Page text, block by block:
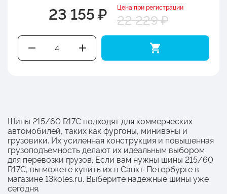
23 155 ₽ Цена при регистрации
22 229 ₽
Шины 215/60 R17C подходят для коммерческих
автомобилей, таких как фургоны, минивэны и
грузовики. Их усиленная конструкция и повышенная
грузоподъемность делают их идеальным выбором
для перевозки грузов. Если вам нужны шины 215/60
R17C, вы можете купить их в Санкт-Петербурге в
магазине 13koles.ru. Выберите надежные шины уже
сегодня.